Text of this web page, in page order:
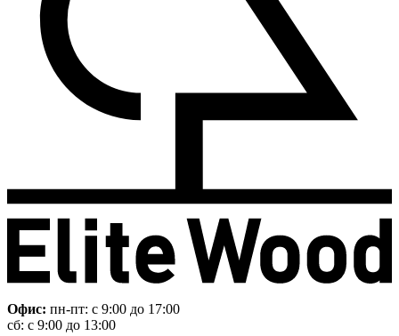
Офис: пн-пт: с 9:00 до 17:00
сб: с 9:00 до 13:00